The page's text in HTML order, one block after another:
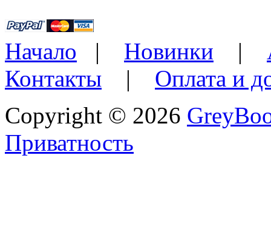
Начало | Новинки |
Контакты | Оплата и
Copyright © 2026
Приватность